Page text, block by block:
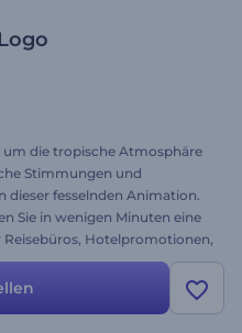
um die tropische Atmosphäre
Stimmungen und
dieser fesselnden Animation.
Sie in wenigen Minuten eine
Hotelpromotionen,
Sie sich Ihr Stück Paradies mit
kostenlos! Viel Spaß beim